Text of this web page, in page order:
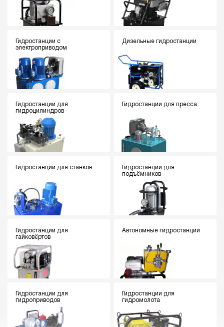
Гидростанции с
электроприводом
Дизельные гидростанции
Гидростанции для
гидроцилиндров
Гидростанции для пресса
Гидростанции для станков
Гидростанции для
подъёмников
Гидростанции для
гайковёртов
Автономные гидростанции
Гидростанции для
гидроприводов
Гидростанции для
гидромолота